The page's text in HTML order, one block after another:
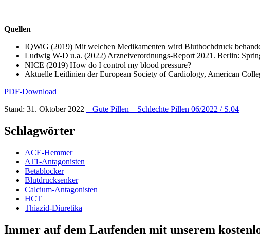
Quellen
IQWiG (2019) Mit welchen Medikamenten wird Bluthochdruck
Ludwig W-D u.a. (2022) Arzneiverordnungs-Report 2021. Berlin:
NICE (2019) How do I control my blood pressure?
Aktuelle Leitlinien der European Society of Cardiology, American
PDF-Download
Stand: 31. Oktober 2022 – Gute Pillen – Schlechte Pillen 06/2022 / S.04
Schlagwörter
ACE-Hemmer
AT1-Antagonisten
Betablocker
Blutdrucksenker
Calcium-Antagonisten
HCT
Thiazid-Diuretika
Immer auf dem Laufenden mit unserem